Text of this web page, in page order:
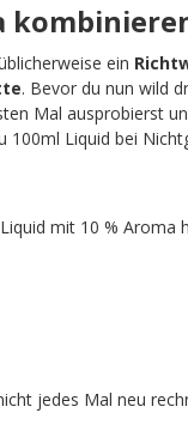
ein
. Bevor du nun wild
Mal ausprobierst
Liquid bei
mit 10 % Aroma
jedes Mal neu